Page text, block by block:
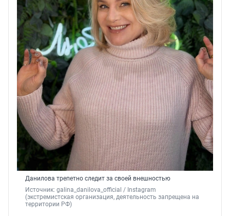
Данилова трепетно следит за своей внешностью
Источник: galina_danilova_official / Instagram
(экстремистская организация, деятельность запрещена на
территории РФ)